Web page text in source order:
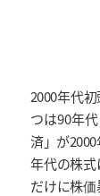
2000年代
つは90年
済」が
年代の株
だけに株